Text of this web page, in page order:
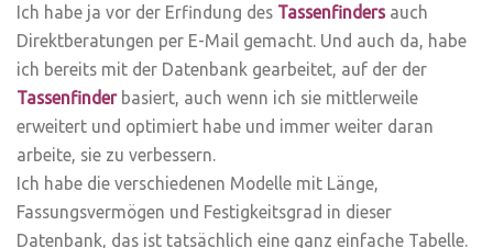
Ich habe ja vor der Erfindung des Tassenfindersauch
Direktberatungen per E-Mail gemacht. Und auch da, habe
ich bereits mit der Datenbank gearbeitet, auf der der
Tassenfinderbasiert, auch wenn ich sie mittlerweile
erweitert und optimiert habe und immer weiter daran
arbeite, sie zu verbessern.
Ich habe die verschiedenen Modelle mit Länge,
Fassungsvermögen und Festigkeitsgrad in dieser
Datenbank, das ist tatsächlich eine ganz einfache Tabelle.